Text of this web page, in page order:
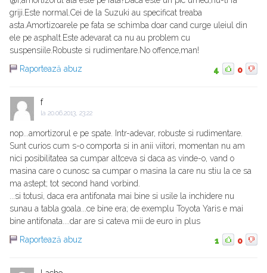
griji.Este normal.Cei de la Suzuki au specificat treaba
asta.Amortizoarele pe fata se schimba doar cand curge uleiul din
ele pe asphalt.Este adevarat ca nu au problem cu
suspensiile.Robuste si rudimentare.No offence,man!
Raportează abuz
4 0
f
la 20.06.2013, 23:22
nop...amortizorul e pe spate. Intr-adevar, robuste si rudimentare.
Sunt curios cum s-o comporta si in anii viitori, momentan nu am
nici posibilitatea sa cumpar altceva si daca as vinde-o, vand o
masina care o cunosc sa cumpar o masina la care nu stiu la ce sa
ma astept; tot second hand vorbind.
...si totusi, daca era antifonata mai bine si usile la inchidere nu
sunau a tabla goala...ce bine era; de exemplu Toyota Yaris e mai
bine antifonata....dar are si cateva mii de euro in plus
Raportează abuz
1 0